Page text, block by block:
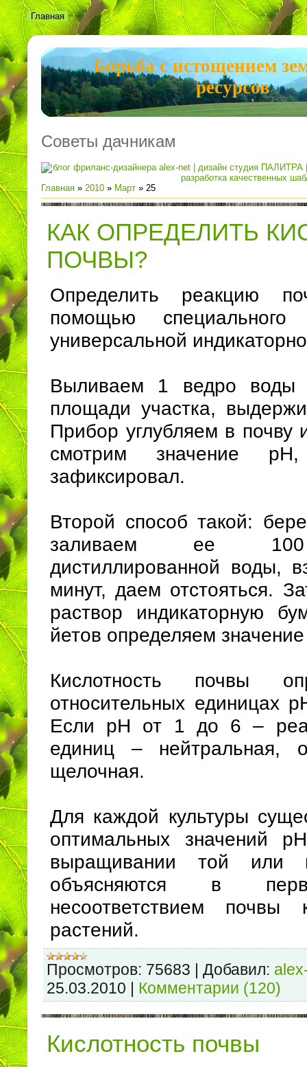
Борьба с истощением
ресурсов
Главная
Советы дачникам
Главная » 2010 » Март » 25
КАК ОПРЕДЕЛИТЬ
ПОЧВЫ?
Определить реакцию
помощью
универсальной
Выливаем 1 ведро
площади участка,
Прибор углубляем в почву
смотрим значение
зафиксировал.
Второй способ такой:
заливаем ее 100
дистиллированной воды,
минут, даем отстояться.
раствор индикаторную
йетов определяем
Кислотность почвы
относительных единицах
Если рН от 1 до 6 –
единиц –
щелочная.
Для каждой культуры
оптимальных значений
выращивании той или
объясняются в
несоответствием почвы
растений.
Просмотров: 75683 Добавил:
25.03.2010
Комментарии (120)
Кислотность почвы